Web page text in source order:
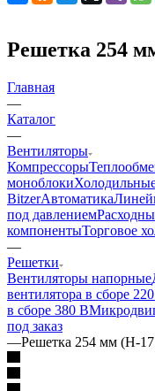
Решетка 254
Главная
—
Каталог
—
Вентиляторы
Компрессоры
моноблоки
BitzerАвтоматика
под давлением
компонентыТорговое
—
Решетки
Вентиляторы напорные
вентилятора в сборе
в сборе 380 В
под заказ
—Решетка 254 мм (H-